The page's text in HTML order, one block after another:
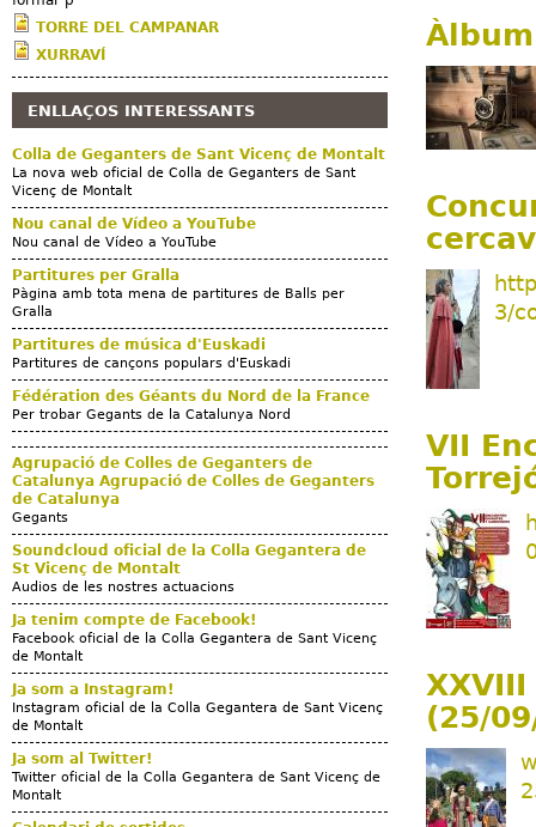
TORRE DEL CAMPANAR
XURRAVÍ
ENLLAÇOS INTERESSANTS
Colla de Geganters de Sant Vicenç de Montalt
La nova web oficial de Colla de Geganters de Sant
Vicenç de Montalt
Nou canal de Vídeo a YouTube
Nou canal de Vídeo a YouTube
Partitures per Gralla
Pàgina amb tota mena de partitures de Balls per
Gralla
Partitures de música d'Euskadi
Partitures de cançons populars d'Euskadi
Fédération des Géants du Nord de la France
Per trobar Gegants de la Catalunya Nord
Agrupació de Colles de Geganters de
Catalunya Agrupació de Colles de Geganters
de Catalunya
Gegants
Soundcloud oficial de la Colla Gegantera de
St Vicenç de Montalt
Audios de les nostres actuacions
Ja tenim compte de Facebook!
Facebook oficial de la Colla Gegantera de Sant Vicenç
de Montalt
Ja som a Instagram!
Instagram oficial de la Colla Gegantera de Sant Vicenç
de Montalt
Ja som al Twitter!
Twitter oficial de la Colla Gegantera de Sant Vicenç de
Montalt
3/
VII
(25/